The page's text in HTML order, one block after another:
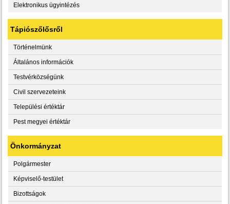
Elektronikus ügyintézés
Tápiószőlősről
Történelmünk
Általános információk
Testvérközségünk
Civil szervezeteink
Települési értéktár
Pest megyei értéktár
Önkormányzat
Polgármester
Képviselő-testület
Bizottságok